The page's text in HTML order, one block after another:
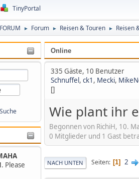
TinyPortal
► Forum ► Reisen & Touren ► Reisen
. Please
Online
335 Gäste, 10 Benutzer
Schnuffel, ck1 , Mecki,
[]
Wie plant ihr
Begonnen von RichiH, 10.
0 Mitglieder und 1 Gast
NACH UNTEN Seiten 1 2